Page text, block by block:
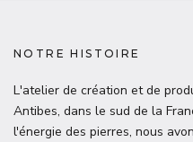
NOTRE HISTOIRE
L'atelier de création et de
Antibes, dans le sud de la
l'énergie des pierres, nous